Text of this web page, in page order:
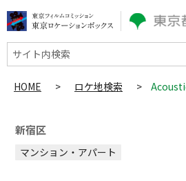
サイト内検索
HOME > ロケ地検索 >
新宿区
マンション・アパート